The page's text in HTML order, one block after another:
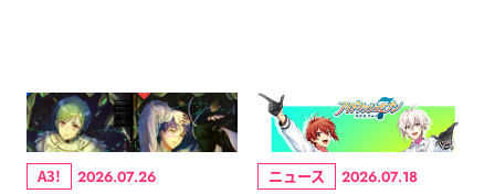
A3! 2026.07.26 ニュース 2026.07.18